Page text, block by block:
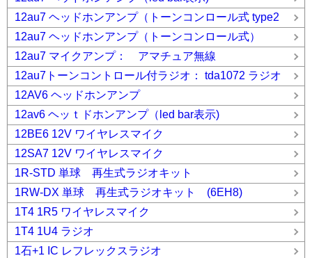
12au7 ヘッドホンアンプ（トーンコンロール式 type2
12au7 ヘッドホンアンプ（トーンコンロール式）
12au7 マイクアンプ： アマチュア無線
12au7トーンコントロール付ラジオ： tda1072 ラジオ
12AV6 ヘッドホンアンプ
12av6 ヘッｔドホンアンプ（led bar表示)
12BE6 12V ワイヤレスマイク
12SA7 12V ワイヤレスマイク
1R-STD 単球 再生式ラジオキット
1RW-DX 単球 再生式ラジオキット (6EH8)
1T4 1R5 ワイヤレスマイク
1T4 1U4 ラジオ
1石+1 IC レフレックスラジオ